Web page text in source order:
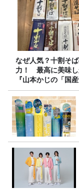
なぜ人気？十割そ
力！ 最高に美味し
『山本かじの「国
ば」』とは？【十
食べ比べ】